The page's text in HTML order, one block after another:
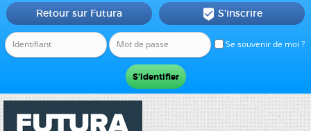
Se souvenir de moi ?
Retour sur Futura  S'inscrire